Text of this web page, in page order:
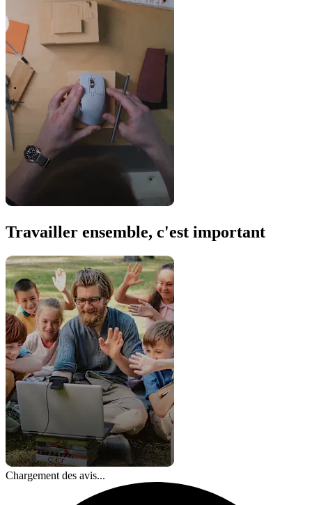
Travailler ensemble, c'est important
Chargement des avis...